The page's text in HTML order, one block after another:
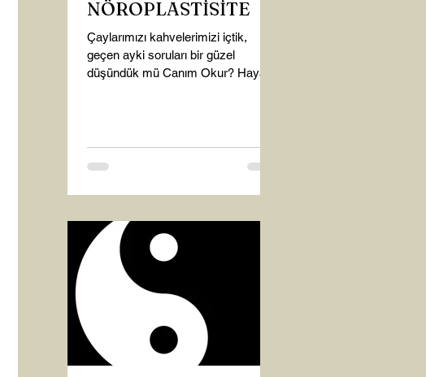
NÖROPLASTİSİTE
Çaylarımızı kahvelerimizi içtik,
geçen ayki soruları bir güzel
düşündük mü Canım Okur? Hayatta